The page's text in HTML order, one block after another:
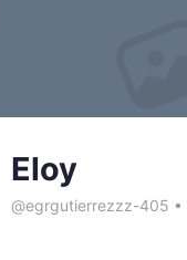
Eloy
@egrgutierrezzz-405 •